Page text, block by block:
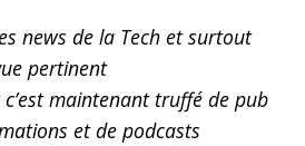
news de la Tech et surtout
pertinent
maintenant truffé de pub
et de podcasts